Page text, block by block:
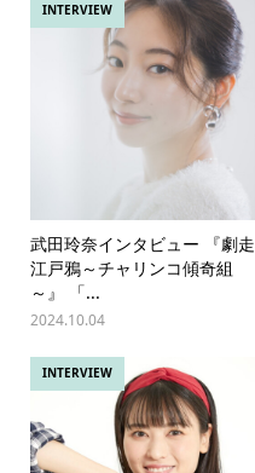
INTERVIEW
武田玲奈インタビュー 『劇走
江戸鴉～チャリンコ傾奇組
～』 「...
2024.10.04
INTERVIEW